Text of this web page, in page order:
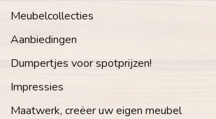
Meubelcollecties
Aanbiedingen
Dumpertjes voor spotprijzen!
Impressies
Maatwerk, creëer uw eigen meubel